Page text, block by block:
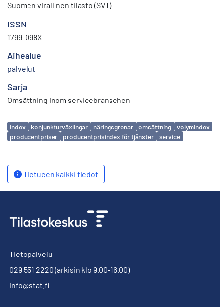
Suomen virallinen tilasto (SVT)
ISSN
1799-098X
Aihealue
palvelut
Sarja
Omsättning inom servicebranschen
Avainsanat
index konjunkturväxlingar näringsgrenar omsättning
volymindex
producentpriser
producentprisindex för tjänster service
Tietueen kaikki tiedot
Tietopalvelu
029 551 2220 (arkisin klo 9.00-16.00)
info@stat.fi